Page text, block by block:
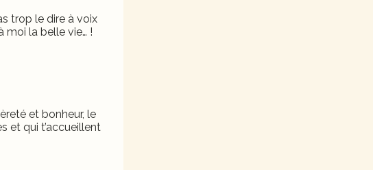
trop le dire à voix
moi la belle vie… !
et bonheur, le
et qui t’accueillent